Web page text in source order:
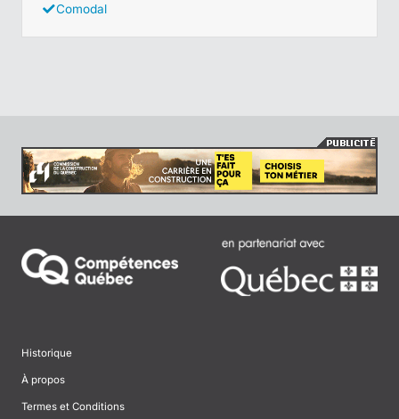
Comodal
Historique
À propos
Termes et Conditions